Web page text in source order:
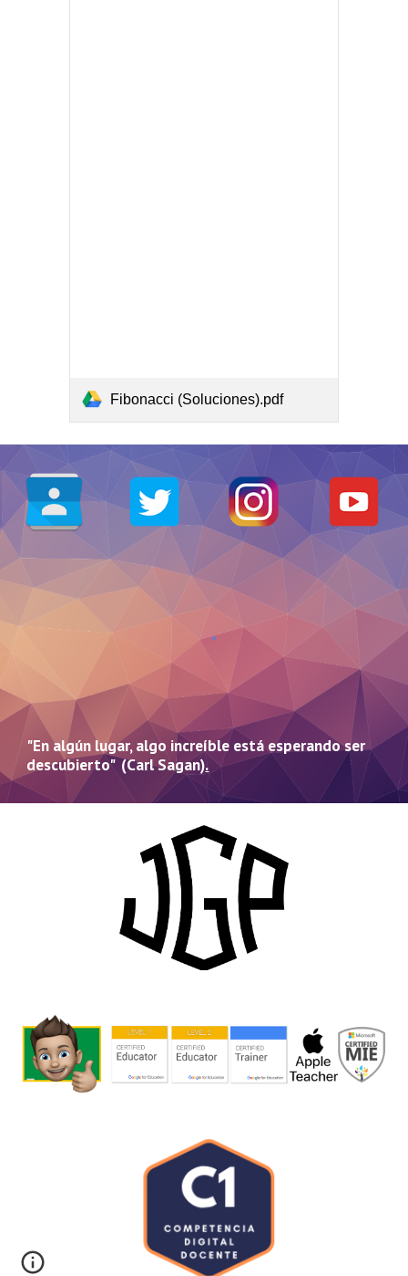
Fibonacci (Soluciones).pdf
"En algún lugar, algo increíble está esperando ser
descubierto" (Carl Sagan).